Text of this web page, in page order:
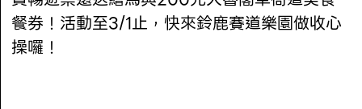
餐券！活動至3/1止，快來鈴鹿賽道樂園做收心
操囉！